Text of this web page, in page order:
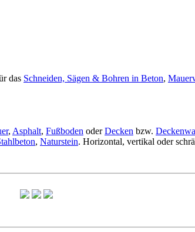
das Schneiden, Sägen & Bohren in Beton,
, Asphalt, Fußboden oderDecken bzw.
, Naturstein. Horizontal, vertikal oder